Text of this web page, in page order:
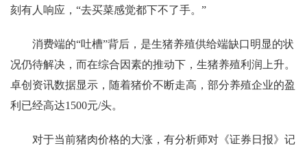
刻有人响应，“去买菜感觉都下不了手。”
消费端的“吐槽”背后，是生猪养殖供给端缺口明显的状
况仍待解决，而在综合因素的推动下，生猪养殖利润上升。
卓创资讯数据显示，随着猪价不断走高，部分养殖企业的盈
利已经高达1500元/头。
对于当前猪肉价格的大涨，有分析师对《证券日报》记